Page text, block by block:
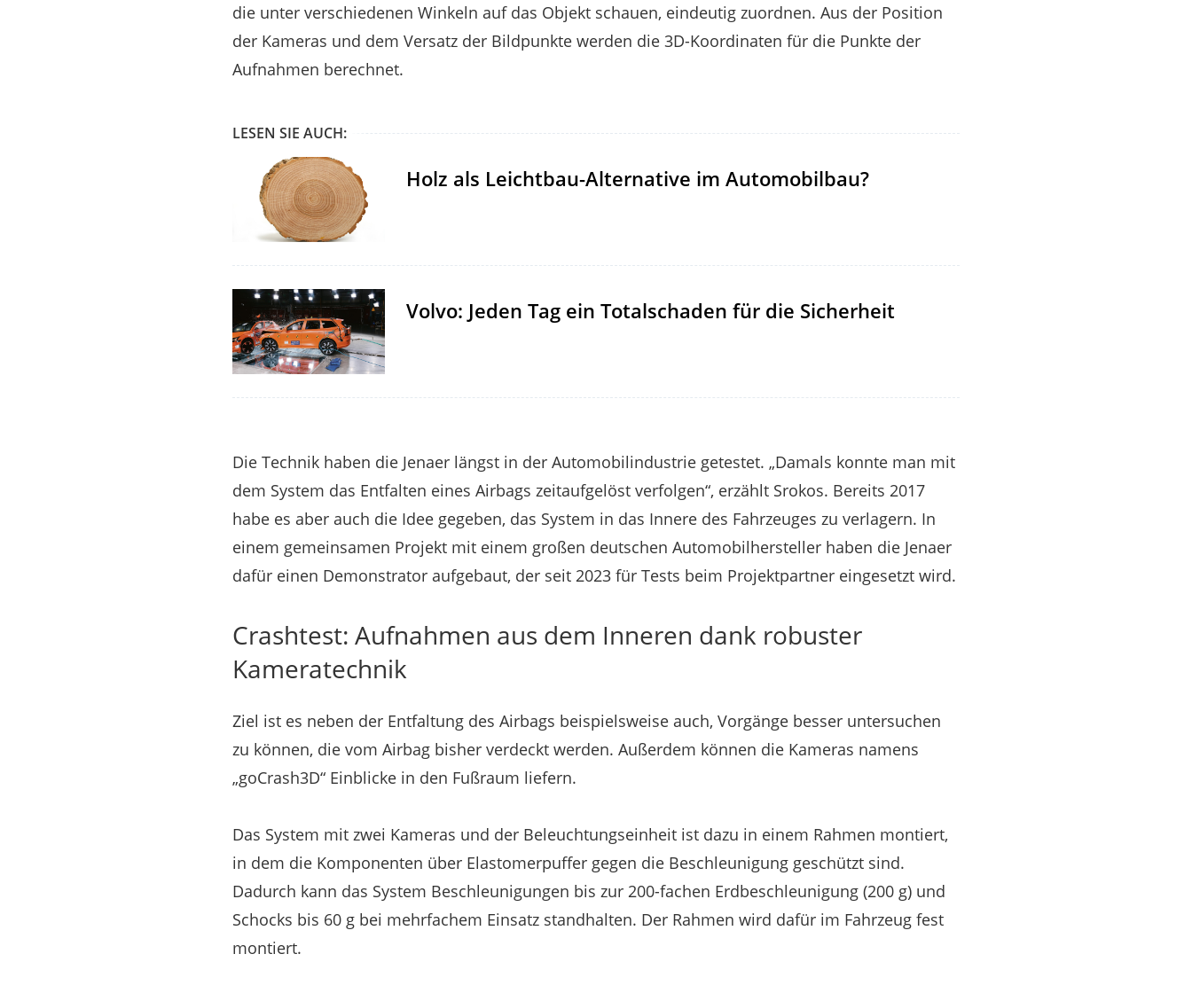
die unter verschiedenen Winkeln auf das Objekt schauen, eindeutig zuordnen. Aus der Position
der Kameras und dem Versatz der Bildpunkte werden die 3D-Koordinaten für die Punkte der
Aufnahmen berechnet.
LESEN SIE AUCH:
Holz als Leichtbau-Alternative im Automobilbau?
Volvo: Jeden Tag ein Totalschaden für die Sicherheit
Die Technik haben die Jenaer längst in der Automobilindustrie getestet. „Damals konnte man mit
dem System das Entfalten eines Airbags zeitaufgelöst verfolgen“, erzählt Srokos. Bereits 2017
habe es aber auch die Idee gegeben, das System in das Innere des Fahrzeuges zu verlagern. In
einem gemeinsamen Projekt mit einem großen deutschen Automobilhersteller haben die Jenaer
dafür einen Demonstrator aufgebaut, der seit 2023 für Tests beim Projektpartner eingesetzt wird.
Crashtest: Aufnahmen aus dem Inneren dank robuster
Kameratechnik
Ziel ist es neben der Entfaltung des Airbags beispielsweise auch, Vorgänge besser untersuchen
zu können, die vom Airbag bisher verdeckt werden. Außerdem können die Kameras namens
„goCrash3D“ Einblicke in den Fußraum liefern.
Das System mit zwei Kameras und der Beleuchtungseinheit ist dazu in einem Rahmen montiert,
in dem die Komponenten über Elastomerpuffer gegen die Beschleunigung geschützt sind.
Dadurch kann das System Beschleunigungen bis zur 200-fachen Erdbeschleunigung (200 g) und
Schocks bis 60 g bei mehrfachem Einsatz standhalten. Der Rahmen wird dafür im Fahrzeug fest
montiert.